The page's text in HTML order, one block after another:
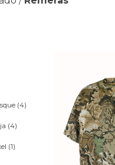
(4)
(4)
(1)